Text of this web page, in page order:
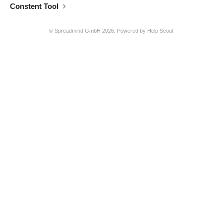
Constent Tool
© Spreadmind GmbH 2026. Powered by Help Scout